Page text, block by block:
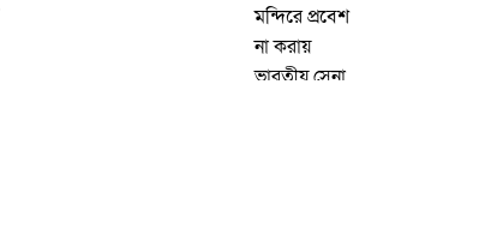
মন্দিরে প্রবেশ
না করায়
ভারতীয় সেনা